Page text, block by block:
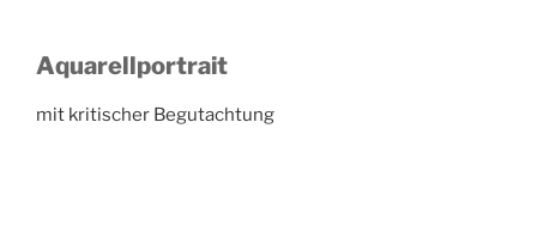
Aquarellportrait
mit kritischer Begutachtung